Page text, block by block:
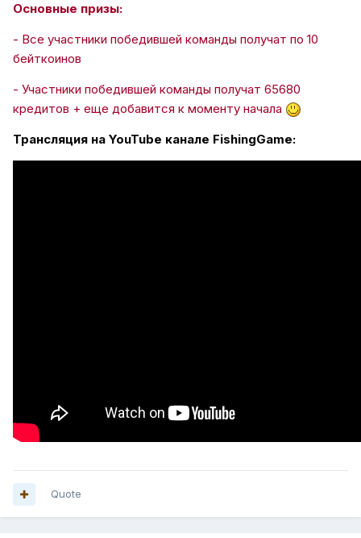
Основные призы:
- Все участники победившей команды получат по 10
бейткоинов
- Участники победившей команды получат 65680
кредитов + еще добавится к моменту начала
Трансляция на YouTube канале FishingGame:
Quote